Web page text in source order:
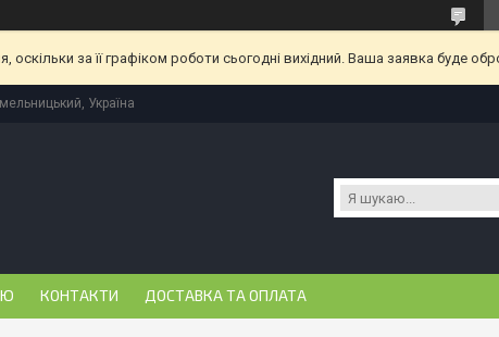
за її графіком роботи сьогодні вихідний. Ваша заявка буде
Україна
КОНТАКТИ ДОСТАВКА ТА ОПЛАТА